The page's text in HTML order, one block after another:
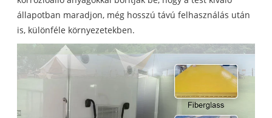
állapotban maradjon, még hosszú távú felhasználás után
is, különféle környezetekben.